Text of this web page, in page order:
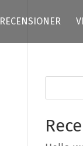
RECENSIONER